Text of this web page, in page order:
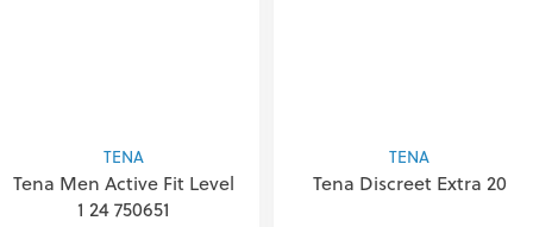
TENA
Tena Men Active Fit Level
1 24 750651
TENA
Tena Discreet Extra 20